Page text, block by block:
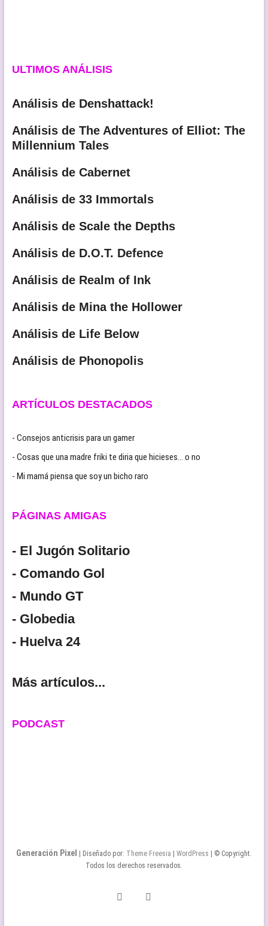
ULTIMOS ANÁLISIS
Análisis de Denshattack!
Análisis de The Adventures of Elliot: The
Millennium Tales
Análisis de Cabernet
Análisis de 33 Immortals
Análisis de Scale the Depths
Análisis de D.O.T. Defence
Análisis de Realm of Ink
Análisis de Mina the Hollower
Análisis de Life Below
Análisis de Phonopolis
ARTÍCULOS DESTACADOS
- Consejos anticrisis para un gamer
- Cosas que una madre friki te diria que hicieses… o no
- Mi mamá piensa que soy un bicho raro
PÁGINAS AMIGAS
- El Jugón Solitario
- Comando Gol
- Mundo GT
- Globedia
- Huelva 24
Más artículos...
PODCAST
Generación Pixel | Diseñado por: Theme Freesia |WordPress | © Copyright.
Todos los derechos reservados.
Twitter